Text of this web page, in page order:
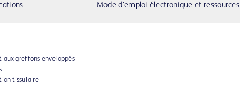
Mode d’emploi électronique et ressources
aux greffons enveloppés
tissulaire